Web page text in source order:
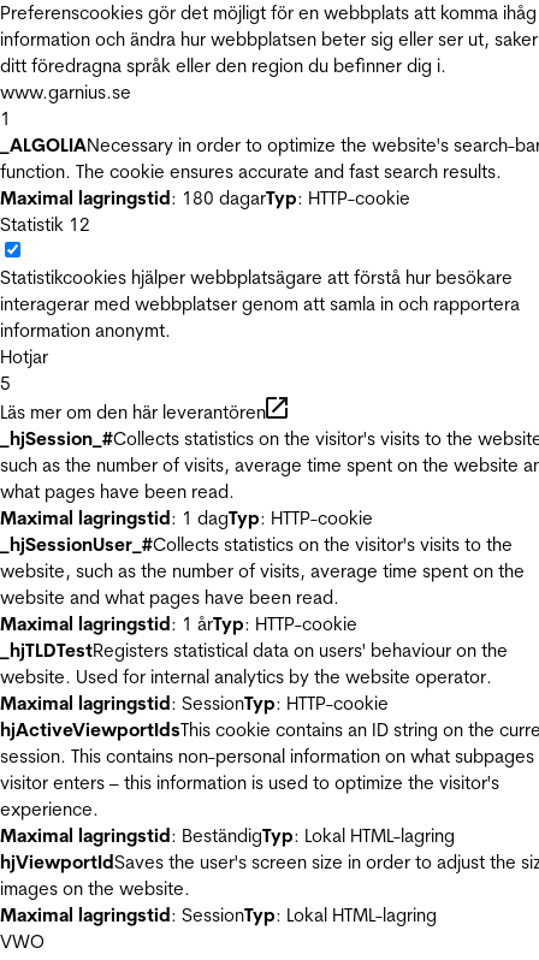
Preferenscookies gör det möjligt för en webbplats att komma ihåg
information och ändra hur webbplatsen beter sig eller ser ut,
ditt föredragna språk eller den region du befinner dig i.
www.garnius.se
1
_ALGOLIANecessary in order to optimize the website's search-
function. The cookie ensures accurate and fast search results.
Maximal lagringstid: 180 dagarTyp: HTTP-cookie
Statistik 12
Statistikcookies hjälper webbplatsägare att förstå hur besökare
interagerar med webbplatser genom att samla in och rapportera
information anonymt.
Hotjar
5
Läs mer om den här leverantören
_hjSession_#Collects statistics on the visitor's visits to the
such as the number of visits, average time spent on the website
what pages have been read.
Maximal lagringstid: 1 dagTyp: HTTP-cookie
_hjSessionUser_#Collects statistics on the visitor's visits to the
website, such as the number of visits, average time spent on the
website and what pages have been read.
Maximal lagringstid: 1 årTyp: HTTP-cookie
_hjTLDTestRegisters statistical data on users' behaviour on the
website. Used for internal analytics by the website operator.
Maximal lagringstid: SessionTyp: HTTP-cookie
hjActiveViewportIdsThis cookie contains an ID string on the
session. This contains non-personal information on what
visitor enters – this information is used to optimize the visitor's
experience.
Maximal lagringstid: BeständigTyp: Lokal HTML-lagring
hjViewportIdSaves the user's screen size in order to adjust the
images on the website.
Maximal lagringstid: SessionTyp: Lokal HTML-lagring
VWO